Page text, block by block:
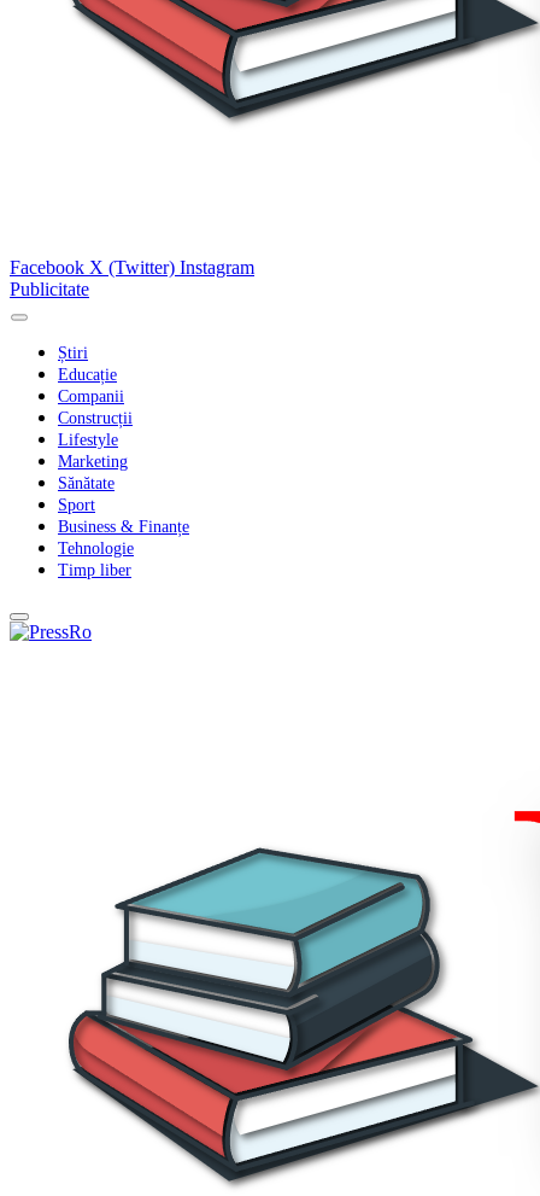
Facebook X (Twitter) Instagram
Publicitate
Știri
Educație
Companii
Construcții
Lifestyle
Marketing
Sănătate
Sport
Business & Finanțe
Tehnologie
Timp liber